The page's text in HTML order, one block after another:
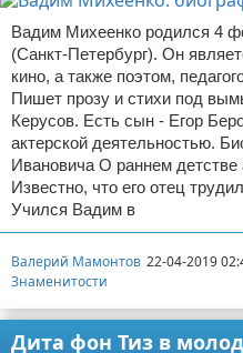
Вадим Михеенко родился 4
(Санкт-Петербург). Он
кино, а также поэтом,
Пишет прозу и стихи под
Керусов. Есть сын - Егор
актерской деятельностью.
Ивановича О раннем
Известно, что его отец
Учился Вадим в
Валерий Мамонтов 22-04-2019
Знаменитости
Дита фон Тиз в